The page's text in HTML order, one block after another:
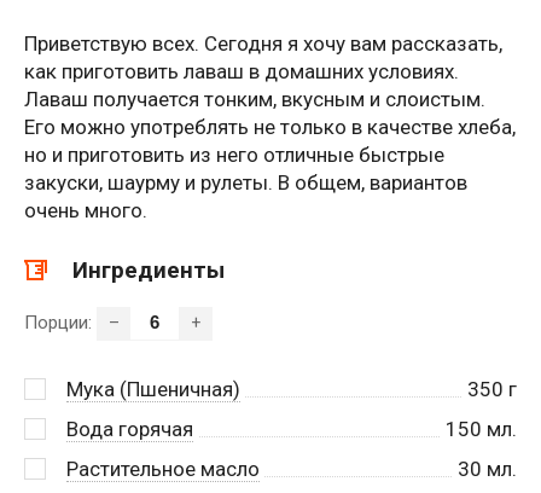
Приветствую всех. Сегодня я хочу вам рассказать,
как приготовить лаваш в домашних условиях.
Лаваш получается тонким, вкусным и слоистым.
Его можно употреблять не только в качестве хлеба,
но и приготовить из него отличные быстрые
закуски, шаурму и рулеты. В общем, вариантов
очень много.
Ингредиенты
Порции: – +
Мука (Пшеничная) 350 г
Вода горячая
150 мл.
Растительное масло
30 мл.